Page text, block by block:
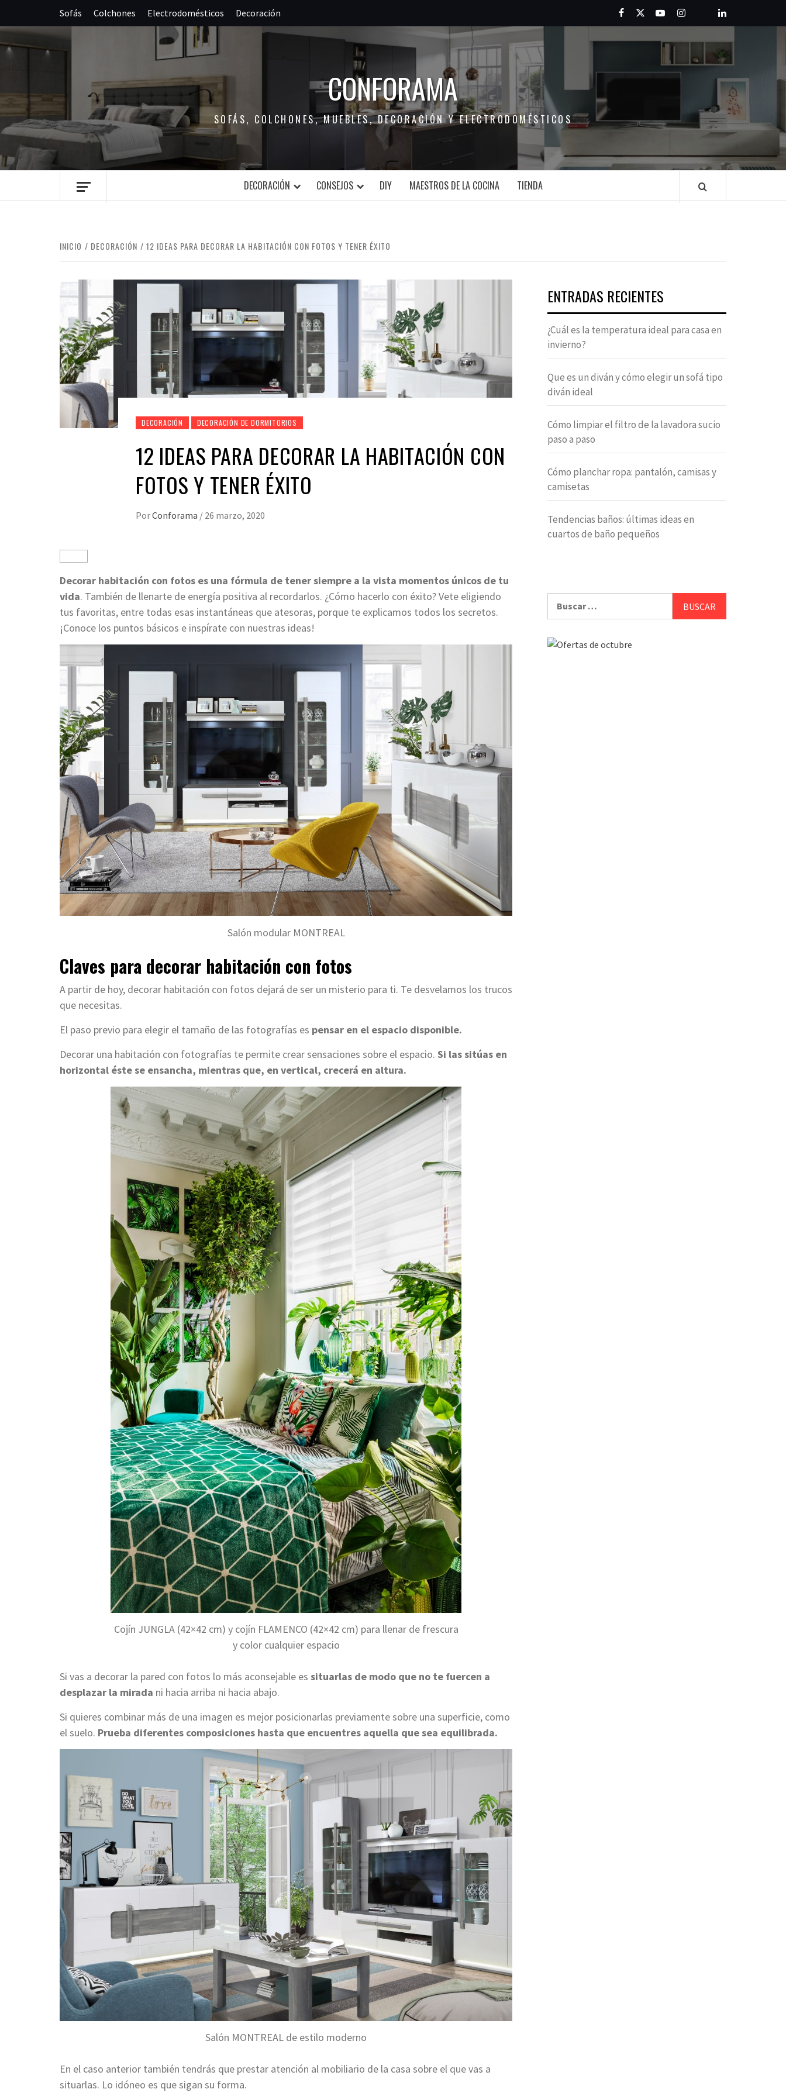
contenido
Sofás Colchones Electrodomésticos Decoración Facebook
TwitterYoutubeInstagramPinterest
LinkedIn
CONFORAMA
SOFÁS, COLCHONES, MUEBLES, DECORACIÓN Y ELECTRODOMÉSTICOS
DECORACIÓN CONSEJOS DIY MAESTROS DE LA COCINA TIENDA
INICIO DECORACIÓN 12 IDEAS PARA DECORAR LA HABITACIÓN CON FOTOS Y TENER ÉXITO
DECORACIÓN DECORACIÓN DE DORMITORIOS
12 IDEAS PARA DECORAR LA HABITACIÓN CON
FOTOS Y TENER ÉXITO
PorConforama / 26 marzo, 2020
Decorar habitación con fotos es una fórmula de tener siempre a la vista momentos únicos de tu
vida. También de llenarte de energía positiva al recordarlos. ¿Cómo hacerlo con éxito? Vete eligiendo
tus favoritas, entre todas esas instantáneas que atesoras, porque te explicamos todos los secretos.
¡Conoce los puntos básicos e inspírate con nuestras ideas!
Salón modular MONTREAL
Claves para decorar habitación con fotos
A partir de hoy, decorar habitación con fotos dejará de ser un misterio para ti. Te desvelamos los trucos
que necesitas.
El paso previo para elegir el tamaño de las fotografías es pensar en el espacio disponible.
Decorar una habitación con fotografías te permite crear sensaciones sobre el espacio. Si las sitúas en
horizontal éste se ensancha, mientras que, en vertical, crecerá en altura.
Cojín JUNGLA (42×42 cm) y cojín FLAMENCO (42×42 cm) para llenar de frescura
y color cualquier espacio
Si vas a decorar la pared con fotos lo más aconsejable es situarlas de modo que no te fuercen a
desplazar la mirada ni hacia arriba ni hacia abajo.
Si quieres combinar más de una imagen es mejor posicionarlas previamente sobre una superficie, como
el suelo. Prueba diferentes composiciones hasta que encuentres aquella que sea equilibrada.
Salón MONTREAL de estilo moderno
En el caso anterior también tendrás que prestar atención al mobiliario de la casa sobre el que vas a
situarlas. Lo idóneo es que sigan su forma.
ENTRADAS RECIENTES
¿Cuál es la temperatura ideal para casa en
invierno?
Que es un diván y cómo elegir un sofá tipo
diván ideal
Cómo limpiar el filtro de la lavadora sucio
paso a paso
Cómo planchar ropa: pantalón, camisas y
camisetas
Tendencias baños: últimas ideas en
cuartos de baño pequeños